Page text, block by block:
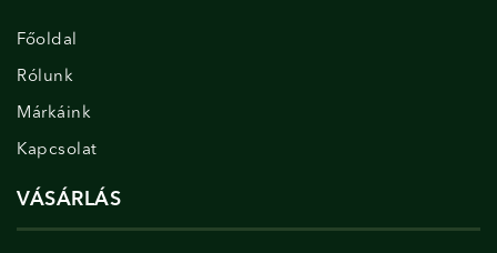
Főoldal
Rólunk
Márkáink
Kapcsolat
VÁSÁRLÁS